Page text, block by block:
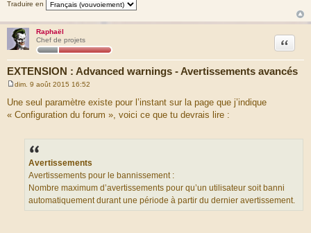
Traduire en
Raphaël
Chef de projets
EXTENSION : Advanced warnings - Avertissements avancés
Citation
e
s
s
dim. 9 août 2015 16:52
Une seul paramètre existe pour l’instant sur la page que j’indique
« Configuration du forum », voici ce que tu devrais lire :
Avertissements
Avertissements pour le bannissement :
Nombre maximum d’avertissements pour qu’un utilisateur soit banni
automatiquement durant une période à partir du dernier avertissement.